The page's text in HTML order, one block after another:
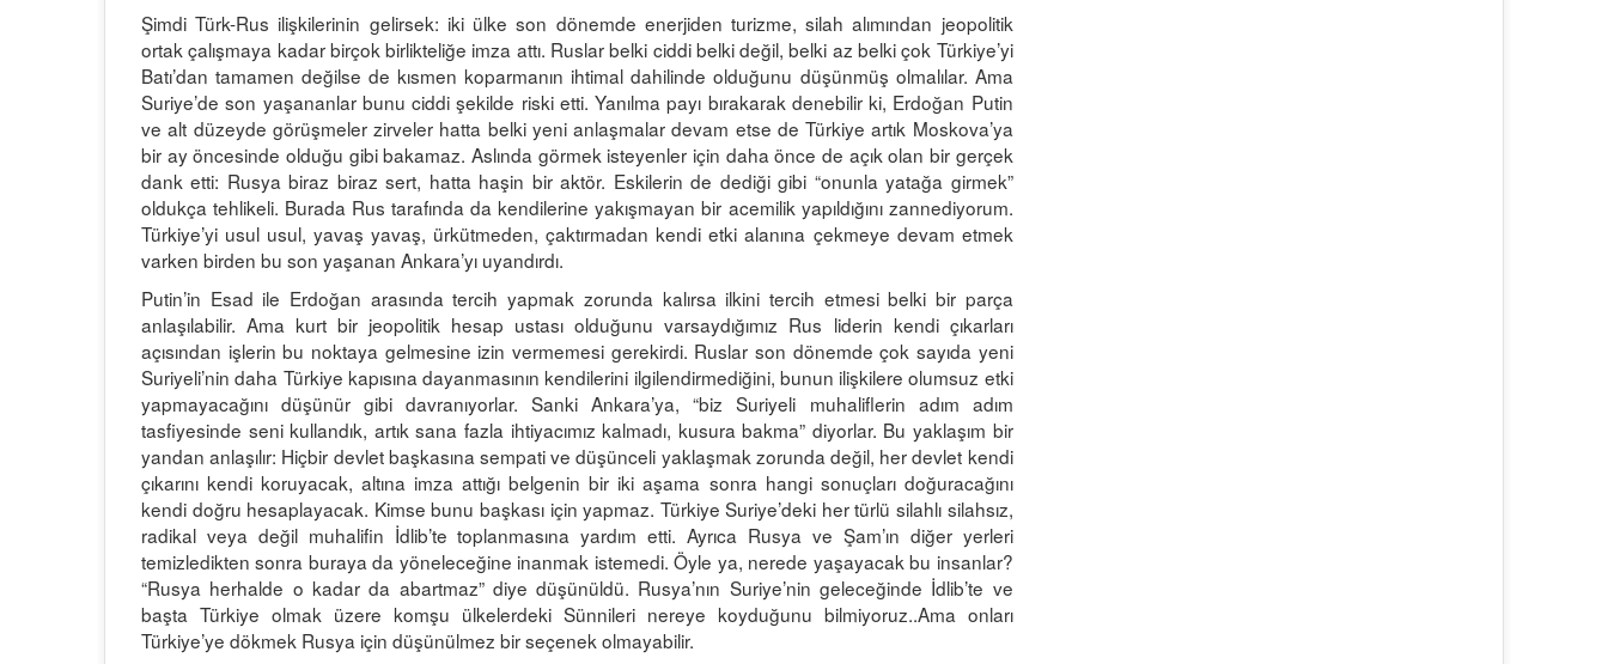
Şimdi Türk-Rus ilişkilerinin gelirsek: iki ülke son dönemde enerjiden turizme, silah alımından jeopolitik
ortak çalışmaya kadar birçok birlikteliğe imza attı. Ruslar belki ciddi belki değil, belki az belki çok Türkiye’yi
Batı’dan tamamen değilse de kısmen koparmanın ihtimal dahilinde olduğunu düşünmüş olmalılar. Ama
Suriye’de son yaşananlar bunu ciddi şekilde riski etti. Yanılma payı bırakarak denebilir ki, Erdoğan Putin
ve alt düzeyde görüşmeler zirveler hatta belki yeni anlaşmalar devam etse de Türkiye artık Moskova’ya
bir ay öncesinde olduğu gibi bakamaz. Aslında görmek isteyenler için daha önce de açık olan bir gerçek
dank etti: Rusya biraz biraz sert, hatta haşin bir aktör. Eskilerin de dediği gibi “onunla yatağa girmek”
oldukça tehlikeli. Burada Rus tarafında da kendilerine yakışmayan bir acemilik yapıldığını zannediyorum.
Türkiye’yi usul usul, yavaş yavaş, ürkütmeden, çaktırmadan kendi etki alanına çekmeye devam etmek
varken birden bu son yaşanan Ankara’yı uyandırdı.
Putin’in Esad ile Erdoğan arasında tercih yapmak zorunda kalırsa ilkini tercih etmesi belki bir parça
anlaşılabilir. Ama kurt bir jeopolitik hesap ustası olduğunu varsaydığımız Rus liderin kendi çıkarları
açısından işlerin bu noktaya gelmesine izin vermemesi gerekirdi. Ruslar son dönemde çok sayıda yeni
Suriyeli’nin daha Türkiye kapısına dayanmasının kendilerini ilgilendirmediğini, bunun ilişkilere olumsuz etki
yapmayacağını düşünür gibi davranıyorlar. Sanki Ankara’ya, “biz Suriyeli muhaliflerin adım adım
tasfiyesinde seni kullandık, artık sana fazla ihtiyacımız kalmadı, kusura bakma” diyorlar. Bu yaklaşım bir
yandan anlaşılır: Hiçbir devlet başkasına sempati ve düşünceli yaklaşmak zorunda değil, her devlet kendi
çıkarını kendi koruyacak, altına imza attığı belgenin bir iki aşama sonra hangi sonuçları doğuracağını
kendi doğru hesaplayacak. Kimse bunu başkası için yapmaz. Türkiye Suriye’deki her türlü silahlı silahsız,
radikal veya değil muhalifin İdlib’te toplanmasına yardım etti. Ayrıca Rusya ve Şam’ın diğer yerleri
temizledikten sonra buraya da yöneleceğine inanmak istemedi. Öyle ya, nerede yaşayacak bu insanlar?
“Rusya herhalde o kadar da abartmaz” diye düşünüldü. Rusya’nın Suriye’nin geleceğinde İdlib’te ve
başta Türkiye olmak üzere komşu ülkelerdeki Sünnileri nereye koyduğunu bilmiyoruz..Ama onları
Türkiye’ye dökmek Rusya için düşünülmez bir seçenek olmayabilir.